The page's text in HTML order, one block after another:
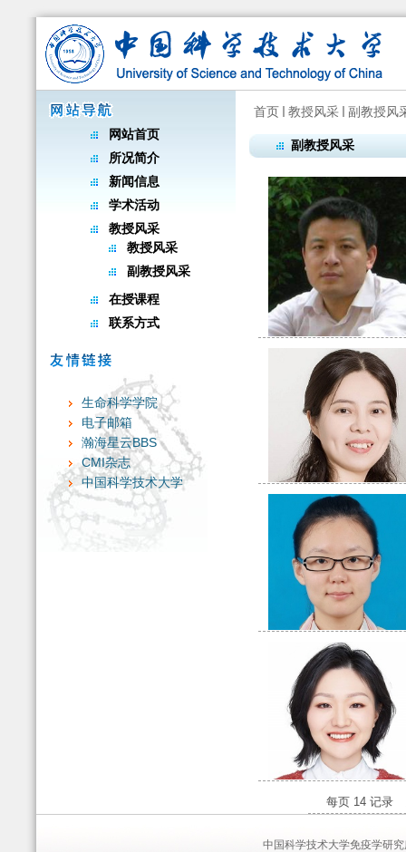
网站首页
所况简介
新闻信息
学术活动
教授风采
教授风采
副教授风采
在授课程
联系方式
生命科学学院
电子邮箱
瀚海星云BBS
CMI杂志
中国科学技术大学
首页 教授风采 副教授风
副教授风采
每页 14 记录
中国科学技术大学免疫学研